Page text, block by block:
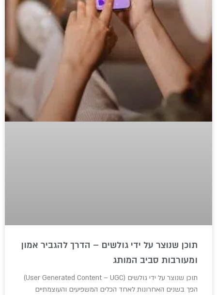
תוכן שנוצר על ידי גולשים – הדרך להגביר אמון
ומעורבות סביב המותג
תוכן שנוצר על ידי גולשים (User Generated Content – UGC)
הפך בשנים האחרונות לאחד הכלים המשפיעים והעוצמתיים